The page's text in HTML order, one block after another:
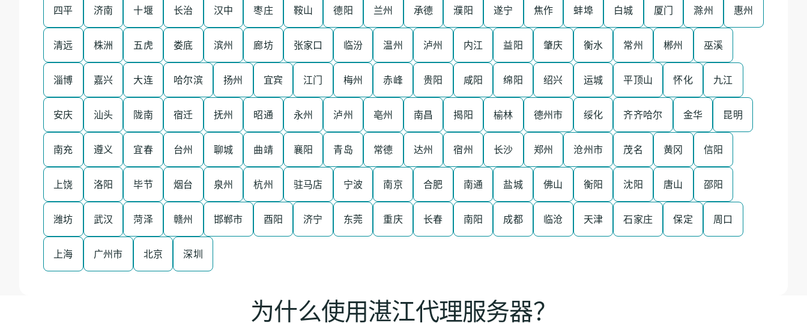
四平 济南 十堰 长治 汉中 枣庄 鞍山 德阳 兰州 承德 濮阳 遂宁 焦作 蚌埠 白城 厦门 滁州 惠州
清远 株洲 五虎 娄底 滨州 廊坊 张家口 临汾 温州 泸州 内江 益阳 肇庆 衡水 常州 郴州 巫溪
淄博 嘉兴 大连 哈尔滨 扬州 宜宾 江门 梅州 赤峰 贵阳 咸阳 绵阳 绍兴 运城 平顶山 怀化 九江
安庆 汕头 陇南 宿迁 抚州 昭通 永州 泸州 亳州 南昌 揭阳 榆林 德州市 绥化 齐齐哈尔 金华 昆明
南充 遵义 宜春 台州 聊城 曲靖 襄阳 青岛 常德 达州 宿州 长沙 郑州 沧州市 茂名 黄冈 信阳
上饶 洛阳 毕节 烟台 泉州 杭州 驻马店 宁波 南京 合肥 南通 盐城 佛山 衡阳 沈阳 唐山 邵阳
潍坊 武汉 菏泽 赣州 邯郸市 酉阳 济宁 东莞 重庆 长春 南阳 成都 临沧 天津 石家庄 保定 周口
上海 广州市 北京 深圳
为什么使用湛江代理服务器？